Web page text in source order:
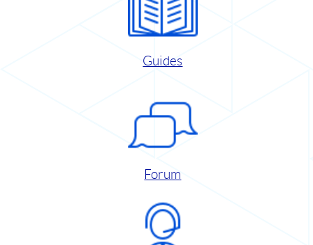
Guides
Forum